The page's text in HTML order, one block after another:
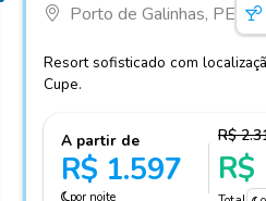
Porto de Galinhas, PE
Resort sofisticado com
Cupe.
A partir de
R$ 1.597
por noite
R$
R$